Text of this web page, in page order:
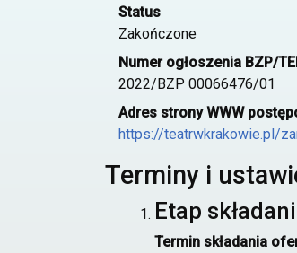
Status
Zakończone
Numer ogłoszenia BZP/
2022/BZP 00066476/01
Adres strony WWW
https://teatrwkrakowie.pl/
Terminy i
Etap
Termin składania